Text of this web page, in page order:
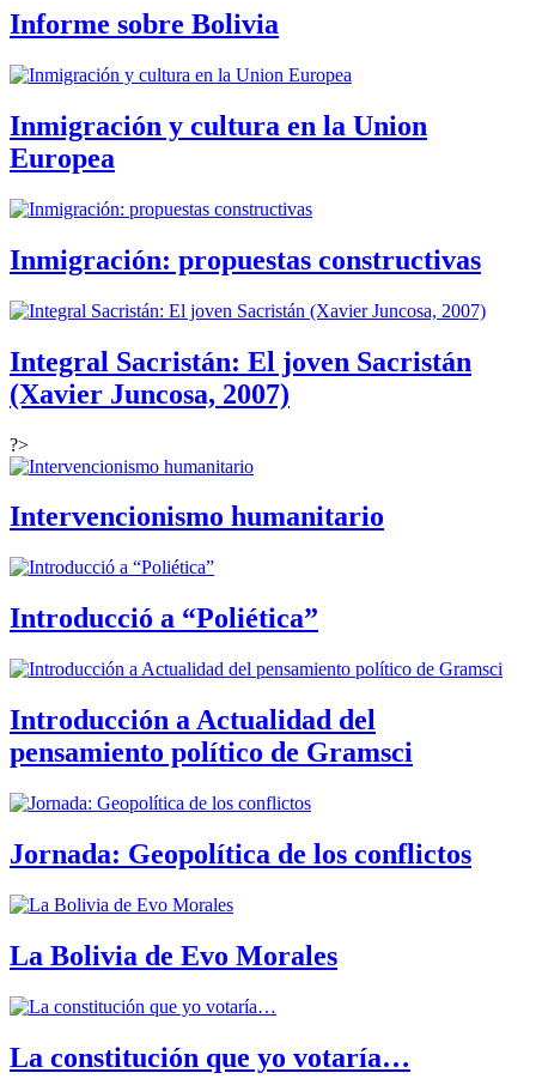
Informe sobre Bolivia
Inmigración y cultura en la Union
Europea
Inmigración: propuestas constructivas
Integral Sacristán: El joven Sacristán
(Xavier Juncosa, 2007)
?>
Intervencionismo humanitario
Introducció a “Poliética”
Introducción a Actualidad del
pensamiento político de Gramsci
Jornada: Geopolítica de los conflictos
La Bolivia de Evo Morales
La constitución que yo votaría…